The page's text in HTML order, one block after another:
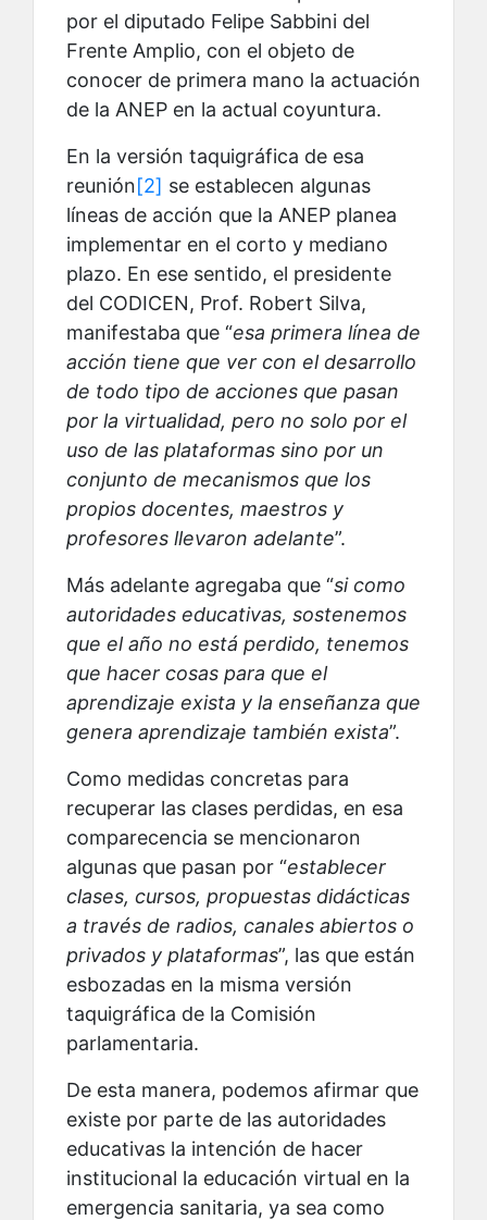
por el diputado Felipe Sabbini del
Frente Amplio, con el objeto de
conocer de primera mano la actuación
de la ANEP en la actual coyuntura.
En la versión taquigráfica de esa
reunión[2] se establecen algunas
líneas de acción que la ANEP planea
implementar en el corto y mediano
plazo. En ese sentido, el presidente
del CODICEN, Prof. Robert Silva,
manifestaba que “esa primera línea de
acción tiene que ver con el desarrollo
de todo tipo de acciones que pasan
por la virtualidad, pero no solo por el
uso de las plataformas sino por un
conjunto de mecanismos que los
propios docentes, maestros y
profesores llevaron adelante”.
Más adelante agregaba que “si como
autoridades educativas, sostenemos
que el año no está perdido, tenemos
que hacer cosas para que el
aprendizaje exista y la enseñanza que
genera aprendizaje también exista”.
Como medidas concretas para
recuperar las clases perdidas, en esa
comparecencia se mencionaron
algunas que pasan por “establecer
clases, cursos, propuestas didácticas
a través de radios, canales abiertos o
privados y plataformas”, las que están
esbozadas en la misma versión
taquigráfica de la Comisión
parlamentaria.
De esta manera, podemos afirmar que
existe por parte de las autoridades
educativas la intención de hacer
institucional la educación virtual en la
emergencia sanitaria, ya sea como